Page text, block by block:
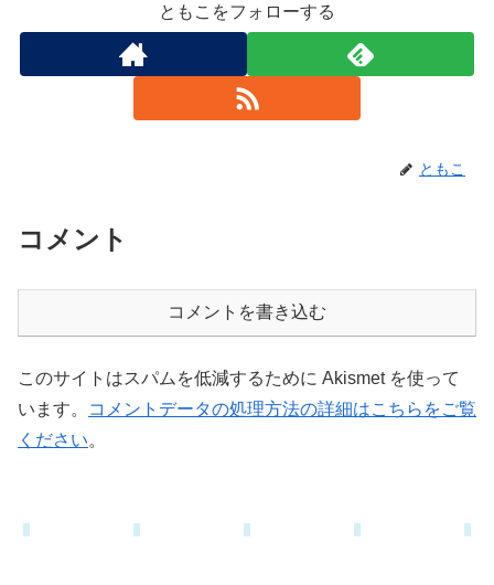
ともこをフォローする
ともこ
コメント
コメントを書き込む
このサイトはスパムを低減するために Akismet を使って
います。
コメントデータの処理方法の詳細はこちらをご覧
ください。